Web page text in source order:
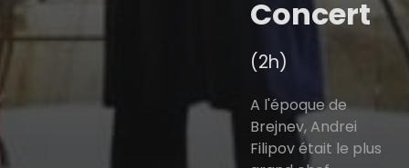
Concert
(2h)
A l'époque de
Brejnev, Andrei
Filipov était le plus